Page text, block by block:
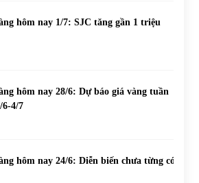
hôm nay 1/7: SJC tăng gần 1 triệu
hôm nay 28/6: Dự báo giá vàng tuần
4/7
hôm nay 24/6: Diễn biến chưa từng có